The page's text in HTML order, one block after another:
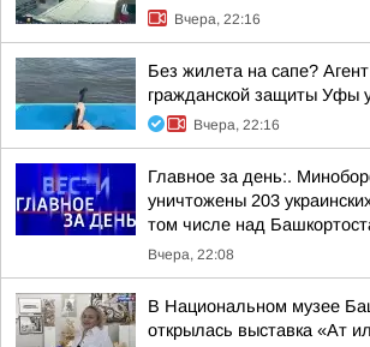
Вчера, 22:16
Без жилета на сапе?
гражданской защиты Уфы
Вчера, 22:16
Главное за день:.
уничтожены 203
том числе над
Вчера, 22:08
В Национальном музее
открылась выставка «Ат